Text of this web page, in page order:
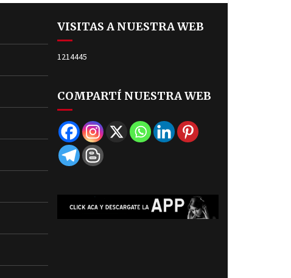
VISITAS A NUESTRA WEB
1214445
COMPARTÍ NUESTRA WEB